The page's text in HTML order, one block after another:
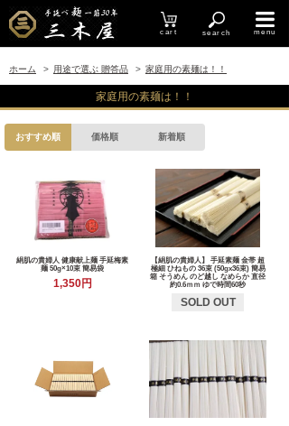
cart search menu
ホーム > 用途で選ぶ 贈答品 > 家庭用の素麺は！！
家庭用の素麺は！！
おすすめ順 価格順 新着順
絹肌の貴婦人 健康献上麺 手延梅素
麺 50g×10束 簡易袋
1,350円
【絹肌の貴婦人】 手延素麺 金帯 超
極細 ひねもの 36束 (50gx36束) 簡易
箱 そうめん のど越し なめらか 直径
約0.6ｍｍ ゆで時間60秒
SOLD OUT